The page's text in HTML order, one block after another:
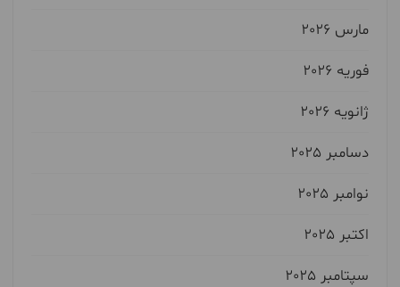
مارس 2026
فوریه 2026
ژانویه 2026
دسامبر 2025
نوامبر 2025
اکتبر 2025
سپتامبر 2025